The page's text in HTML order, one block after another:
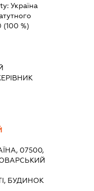
Україна
(100 %)
07500,
БУДИНОК